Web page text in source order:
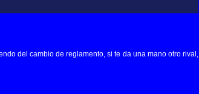
del cambio de reglamento, si te da una mano otro rival,